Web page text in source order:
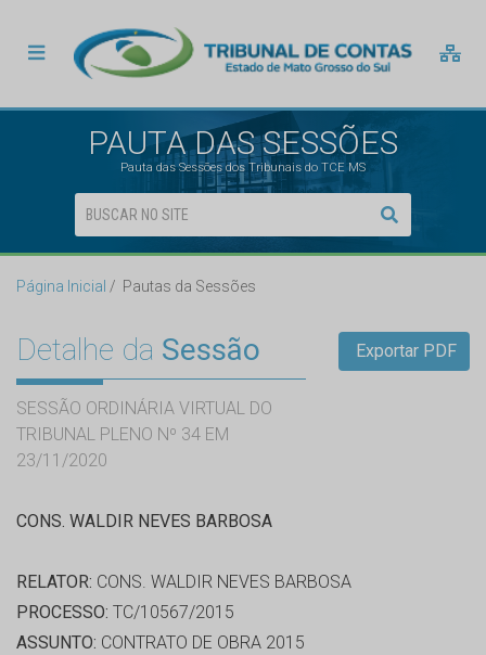
PAUTA DAS SESSÕES
Pauta das Sessões dos Tribunais do TCE MS
Página Inicial Pautas da Sessões
Detalhe da Sessão
SESSÃO ORDINÁRIA VIRTUAL DO
TRIBUNAL PLENO Nº 34 EM
23/11/2020
Exportar PDF
CONS. WALDIR NEVES BARBOSA
RELATOR: CONS. WALDIR NEVES BARBOSA
PROCESSO: TC/10567/2015
ASSUNTO: CONTRATO DE OBRA 2015